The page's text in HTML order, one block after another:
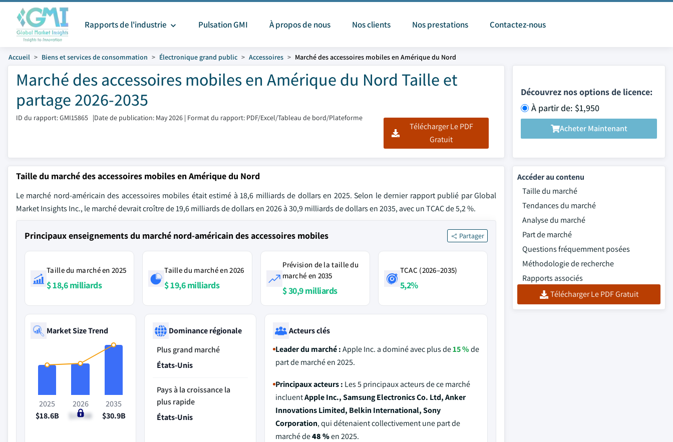
Rapports de l'industrie Pulsation GMI À propos de nous Nos clients Nos prestations Contactez-nous
Accueil Biens et services de consommation Électronique grand public Accessoires Marché des accessoires mobiles en Amérique du Nord
Marché des accessoires mobiles en Amérique du Nord Taille et
partage 2026-2035
ID du rapport: GMI15865 |Date de publication: May 2026 | Format du rapport: PDF/Excel/Tableau de bord/Plateforme
Télécharger Le PDF
Gratuit
Découvrez nos options de licence:
À partir de: $1,950
Acheter Maintenant
Taille du marché des accessoires mobiles en Amérique du Nord
Le marché nord-américain des accessoires mobiles était estimé à 18,6 milliards de dollars en 2025. Selon le dernier rapport publié par Global
Market Insights Inc., le marché devrait croître de 19,6 milliards de dollars en 2026 à 30,9 milliards de dollars en 2035, avec un TCAC de 5,2 %.
Principaux enseignements du marché nord-américain des accessoires mobiles Partager
Taille du marché en 2025
$ 18,6 milliards
Taille du marché en 2026
$ 19,6 milliards
Prévision de la taille du
marché en 2035
$ 30,9 milliards
TCAC (2026–2035)
5,2%
Market Size Trend
2025
$18.6B
2026
$19.6B
2035
$30.9B
Dominance régionale
Plus grand marché
États-Unis
Pays à la croissance la
plus rapide
États-Unis
Acteurs clés
Leader du marché :Apple Inc. a dominé avec plus de15 %de
part de marché en 2025.
Principaux acteurs : Les 5 principaux acteurs de ce marché
incluentApple Inc., Samsung Electronics Co. Ltd, Anker
Innovations Limited, Belkin International, Sony
Corporation, qui détenaient collectivement une part de
marché de48 %en 2025.
Accéder au contenu
Taille du marché
Tendances du marché
Analyse du marché
Part de marché
Questions fréquemment posées
Méthodologie de recherche
Rapports associés
Télécharger Le PDF Gratuit